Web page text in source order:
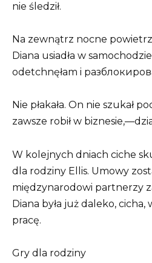
nie śledził.
Na zewnątrz nocne
Diana usiadła w
odetchnęłam i
Nie płakała. On nie szukał
zawsze robił w
W kolejnych dniach ciche
dla rodziny Ellis. Umowy
międzynarodowi partnerzy
Diana była już daleko, cicha,
pracę.
Gry dla rodziny